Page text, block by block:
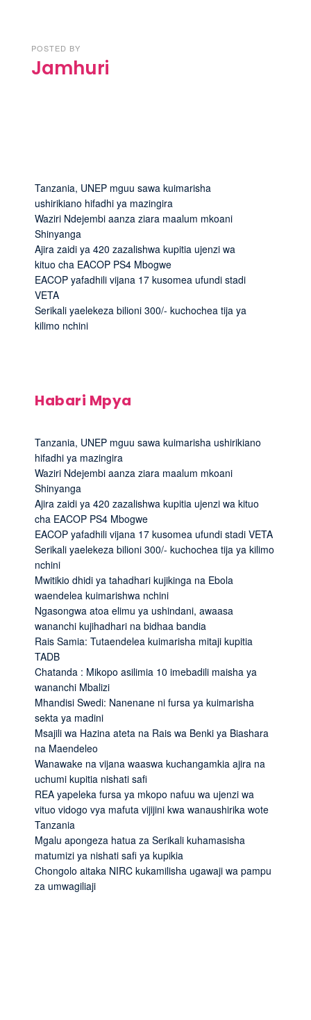
POSTED BY
Jamhuri
Tanzania, UNEP mguu sawa kuimarisha
ushirikiano hifadhi ya mazingira
Waziri Ndejembi aanza ziara maalum mkoani
Shinyanga
Ajira zaidi ya 420 zazalishwa kupitia ujenzi wa
kituo cha EACOP PS4 Mbogwe
EACOP yafadhili vijana 17 kusomea ufundi stadi
VETA
Serikali yaelekeza bilioni 300/- kuchochea tija ya
kilimo nchini
Habari Mpya
Tanzania, UNEP mguu sawa kuimarisha ushirikiano
hifadhi ya mazingira
Waziri Ndejembi aanza ziara maalum mkoani
Shinyanga
Ajira zaidi ya 420 zazalishwa kupitia ujenzi wa kituo
cha EACOP PS4 Mbogwe
EACOP yafadhili vijana 17 kusomea ufundi stadi VETA
Serikali yaelekeza bilioni 300/- kuchochea tija ya kilimo
nchini
Mwitikio dhidi ya tahadhari kujikinga na Ebola
waendelea kuimarishwa nchini
Ngasongwa atoa elimu ya ushindani, awaasa
wananchi kujihadhari na bidhaa bandia
Rais Samia: Tutaendelea kuimarisha mitaji kupitia
TADB
Chatanda : Mikopo asilimia 10 imebadili maisha ya
wananchi Mbalizi
Mhandisi Swedi: Nanenane ni fursa ya kuimarisha
sekta ya madini
Msajili wa Hazina ateta na Rais wa Benki ya Biashara
na Maendeleo
Wanawake na vijana waaswa kuchangamkia ajira na
uchumi kupitia nishati safi
REA yapeleka fursa ya mkopo nafuu wa ujenzi wa
vituo vidogo vya mafuta vijijini kwa wanaushirika wote
Tanzania
Mgalu apongeza hatua za Serikali kuhamasisha
matumizi ya nishati safi ya kupikia
Chongolo aitaka NIRC kukamilisha ugawaji wa pampu
za umwagiliaji